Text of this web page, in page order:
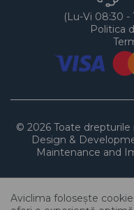
0
(Lu-Vi 08:30 -
Politica
© 2026 Toate drepturile
Design &
Maintenance and
Aviclima folosește